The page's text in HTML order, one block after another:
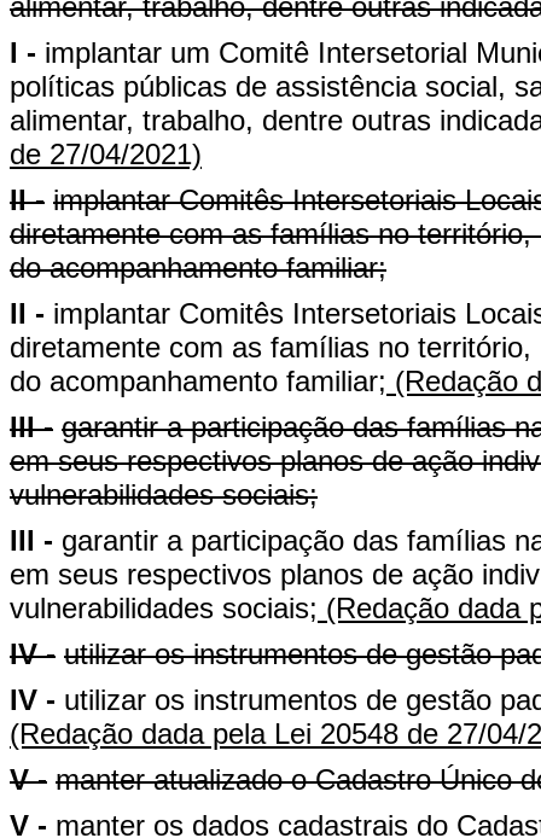
alimentar, trabalho, dentre outras
I - implantar um Comitê Intersetorial
políticas públicas de assistência social,
alimentar, trabalho, dentre outras
de 27/04/2021)
II - implantar Comitês Intersetoriais
diretamente com as famílias no
do acompanhamento familiar;
II - implantar Comitês Intersetoriais
diretamente com as famílias no
do acompanhamento familiar; (Redação
III - garantir a participação das famílias
em seus respectivos planos de ação
vulnerabilidades sociais;
III - garantir a participação das famílias
em seus respectivos planos de ação
vulnerabilidades sociais; (Redação dada
IV - utilizar os instrumentos de gestão
IV - utilizar os instrumentos de gestão
(Redação dada pela Lei 20548 de 27/04/
V - manter atualizado o Cadastro Único
V - manter os dados cadastrais do